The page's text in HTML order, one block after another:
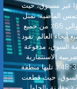
غير مسبوق، حيث
الخمس الماضية. تمثل
أنظمة تخزين الطاقة والكهروضوئية الآن حوالي 65٪ من جميع
أنحاء العالم. تقود
بنسبة 62٪ من حصة السوق، مدفوعة
الاستثمارية
التي تقلل التكاليف الإجمالية للنظام بنسبة 30-48٪. تليها منطقة
45٪ من حصة السوق، حيث قطعت